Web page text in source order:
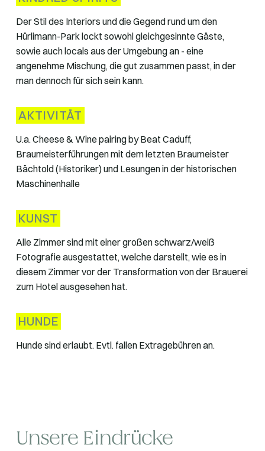
Der Stil des Interiors und die Gegend rund um den
Hürlimann-Park lockt sowohl gleichgesinnte Gäste,
sowie auch locals aus der Umgebung an - eine
angenehme Mischung, die gut zusammen passt, in der
man dennoch für sich sein kann.
AKTIVITÄT
U.a. Cheese & Wine pairing by Beat Caduff,
Braumeisterführungen mit dem letzten Braumeister
Bächtold (Historiker) und Lesungen in der historischen
Maschinenhalle
KUNST
Alle Zimmer sind mit einer großen schwarz/weiß
Fotografie ausgestattet, welche darstellt, wie es in
diesem Zimmer vor der Transformation von der Brauerei
zum Hotel ausgesehen hat.
HUNDE
Hunde sind erlaubt. Evtl. fallen Extragebühren an.
Unsere Eindrücke